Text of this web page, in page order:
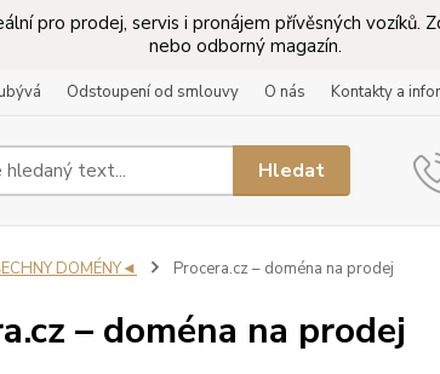
pro prodej, servis i pronájem přívěsných
nebo odborný magazín.
Odstoupení od smlouvy O nás Kontakty a
Hledat
DOMÉNY◄ Procera.cz – doména na prodej
– doména na prodej